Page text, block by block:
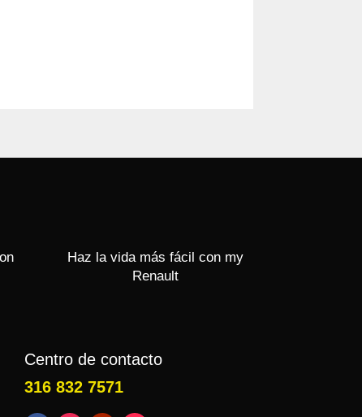
Haz la vida más fácil con my
Renault
Centro de contacto
316 832 7571